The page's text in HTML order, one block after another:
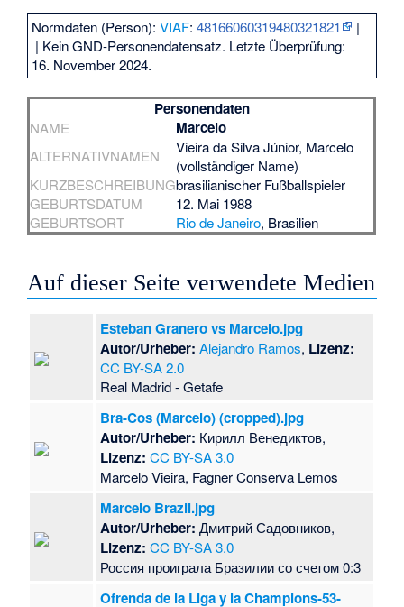
Normdaten (Person):VIAF:48166060319480321821
|
| Kein GND-Personendatensatz. Letzte Überprüfung:
16. November 2024.
Personendaten
NAME Marcelo
ALTERNATIVNAMEN
Vieira da Silva Júnior, Marcelo
(vollständiger Name)
KURZBESCHREIBUNGbrasilianischer Fußballspieler
GEBURTSDATUM
12. Mai 1988
GEBURTSORT
Rio de Janeiro, Brasilien
Auf dieser Seite verwendete Medien
Esteban Granero vs Marcelo.jpg
Autor/Urheber: Alejandro Ramos, Lizenz:
CC BY-SA 2.0
Real Madrid - Getafe
Bra-Cos (Marcelo) (cropped).jpg
Autor/Urheber: Кирилл Венедиктов,
Lizenz: CC BY-SA 3.0
Marcelo Vieira, Fagner Conserva Lemos
Marcelo Brazil.jpg
Autor/Urheber: Дмитрий Садовников,
Lizenz: CC BY-SA 3.0
Россия проиграла Бразилии со счетом 0:3
Ofrenda de la Liga y la Champions-53-